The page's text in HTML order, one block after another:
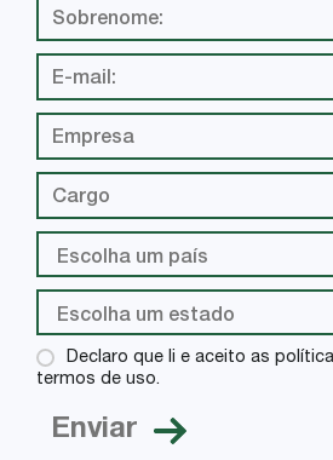
Declaro que li e aceito as
termos de uso.